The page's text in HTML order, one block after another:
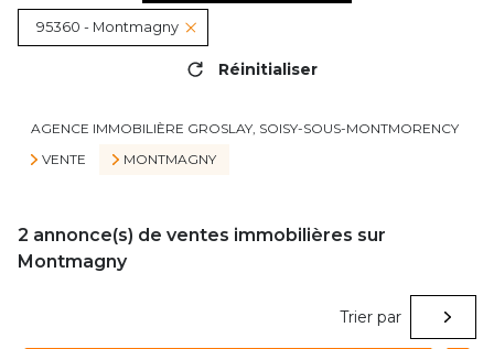
95360 - Montmagny
Réinitialiser
AGENCE IMMOBILIÈRE GROSLAY, SOISY-SOUS-MONTMORENCY
VENTE
MONTMAGNY
2 annonce(s) de ventes immobilières sur
Montmagny
Trier par